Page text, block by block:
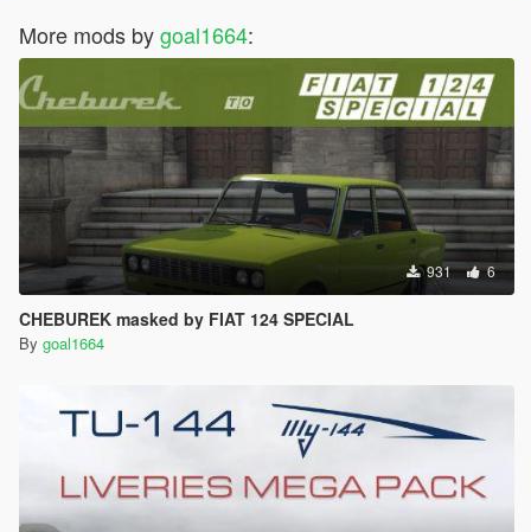
More mods bygoal1664:
931 6
CHEBUREK masked by FIAT 124 SPECIAL
By goal1664